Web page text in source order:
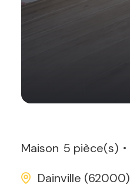
Maison 5 pièce(s)
Dainville (62000)